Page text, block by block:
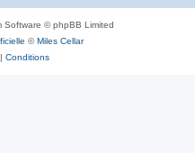
Software © phpBB Limited
©Miles Cellar
| Conditions